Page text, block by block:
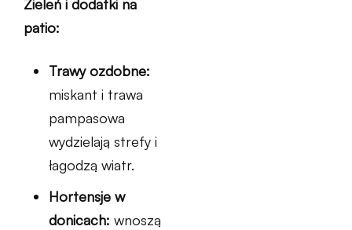
Zieleń i dodatki na
patio:
Trawy ozdobne:
miskant i trawa
pampasowa
wydzielają strefy i
łagodzą wiatr.
Hortensje w
donicach: wnoszą